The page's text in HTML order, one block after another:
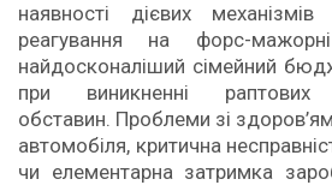
наявності дієвих
реагування на форс-
найдосконаліший сімейний
при виникненні раптових
обставин. Проблеми зі
автомобіля, критична
чи елементарна затримка